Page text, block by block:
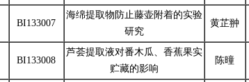
BI133007
海绵提取物防止藤壶附着的实验
研究
黄芷翀
BI133008
芦荟提取液对番木瓜、香蕉果实
贮藏的影响
陈曈